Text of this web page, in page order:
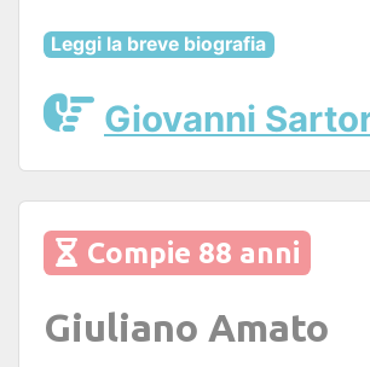
Leggi la breve biografia
Giovanni
Compie 88 anni
Giuliano Amato